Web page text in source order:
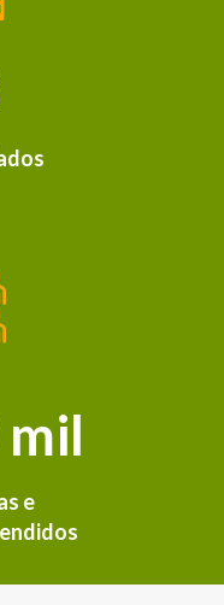
mil
e